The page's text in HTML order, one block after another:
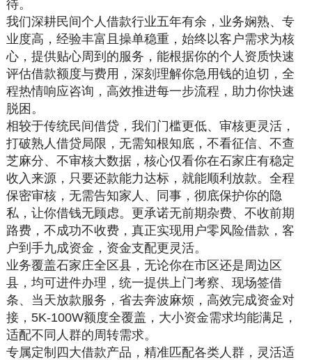
待。
我们深耕民间个人借款行业五年有余，业务娴熟、专
业度高，经验丰富且操单稳重，始终以客户需求为核
心，提供贴心周到的服务，能根据你的个人资质快速
评估借款额度与费用，深刻理解你急用钱的迫切，全
程热情响应咨询，高效推进每一步流程，助力你快速
脱困。
相较于传统民间借贷，我们门槛更低、审核更灵活，
打破熟人借贷局限，无需知根知底，不看征信、不查
芝麻分、不审核大数据，核心仅看你在石家庄有稳定
收入来源，只要还款能力达标，就能顺利放款。全程
保密审核，无需告知家人、同事，彻底保护你的隐
私，让你借钱无顾虑。更承诺无前期杂费、不收前期
路费，不成功不收费，真正实现用户零风险借款，客
户到手九成资金，资金支配更灵活。
业务覆盖石家庄全区县，无论你在市区还是周边区
县，均可进件办理，统一提供上门考察、现场签借
条、当天放款服务，省去奔波麻烦，高效完成资金对
接，5K-100W额度全覆盖，大小资金需求均能满足，
适配不同人群的周转需求。
专属定制四大借款产品，精准匹配各类人群，灵活适